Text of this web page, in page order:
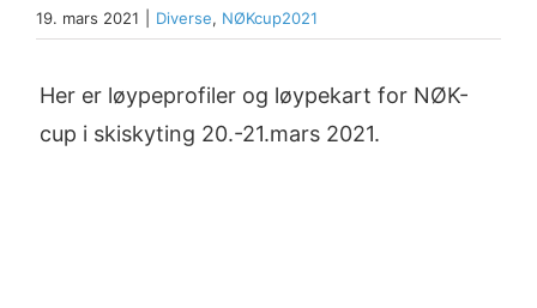
19. mars 2021 Diverse, NØKcup2021
Her er løypeprofiler og løypekart for NØK-
cup i skiskyting 20.-21.mars 2021.